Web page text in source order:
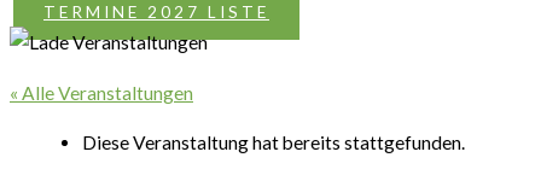
TERMINE 2027 LISTE
« Alle Veranstaltungen
Diese Veranstaltung hat bereits stattgefunden.